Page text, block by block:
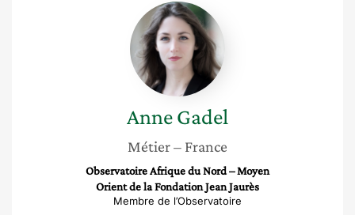
Anne
Gadel
AnneGadel
Métier– France
Observatoire Afrique du Nord – Moyen
Orient de la Fondation Jean Jaurès
Membre de l’Observatoire